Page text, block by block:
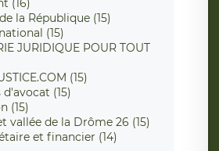
(16)
la République (15)
(15)
JURIDIQUE POUR TOUT
(15)
(15)
(15)
vallée de la Drôme 26 (15)
et financier (14)